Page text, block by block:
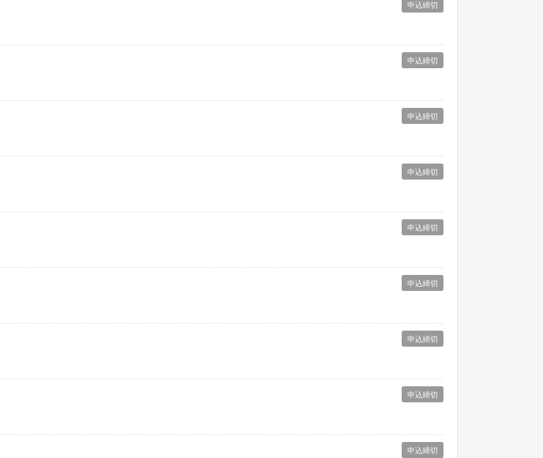
申込締切
申込締切
申込締切
申込締切
申込締切
申込締切
申込締切
申込締切
申込締切